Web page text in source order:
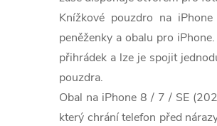
Knížkové pouzdro na
peněženky a obalu pro
přihrádek a lze je spojit
pouzdra.
Obal na iPhone 8 / 7 / SE
který chrání telefon před